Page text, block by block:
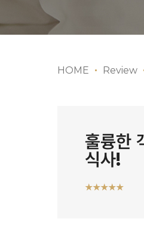
HOME Review
훌륭한
식사!
★★★★★